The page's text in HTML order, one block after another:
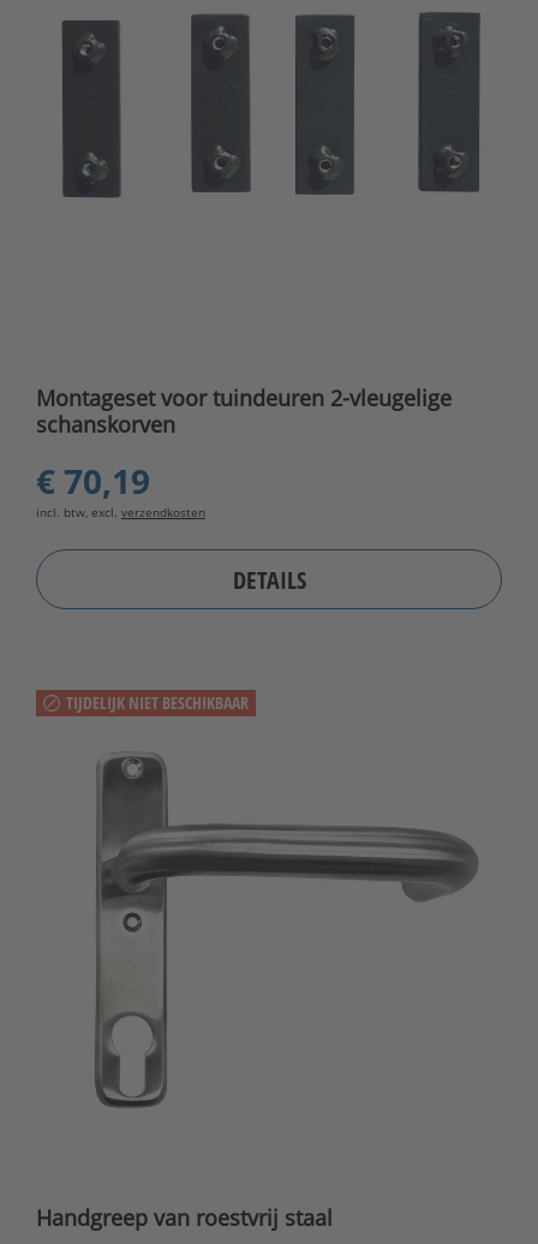
Montageset voor tuindeuren 2-vleugelige
schanskorven
€ 70,19
incl. btw, excl. verzendkosten
DETAILS
TIJDELIJK NIET BESCHIKBAAR
Handgreep van roestvrij staal